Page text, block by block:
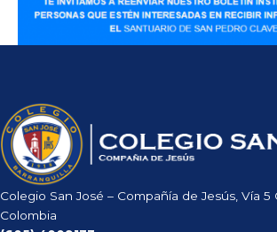
Colegio San José – Compañía de Jesús, Vía 5
Colombia